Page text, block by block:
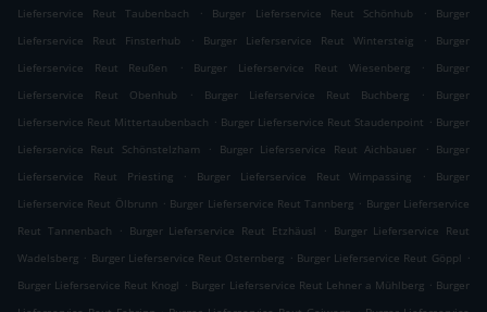
Lieferservice Reut Taubenbach
. Burger Lieferservice Reut Schönhub .
Burger
Lieferservice Reut Finsterhub
. Burger Lieferservice Reut Wintersteig .
Burger
Lieferservice Reut Reußen
. Burger Lieferservice Reut Wiesenberg .
Burger
Lieferservice Reut Obenhub
. Burger Lieferservice Reut Buchberg .
Burger
Lieferservice Reut Mittertaubenbach . Burger Lieferservice Reut Staudenpoint . Burger
Lieferservice Reut Schönstelzham
. Burger Lieferservice Reut Aichbauer . Burger
Lieferservice Reut Priesting
. Burger Lieferservice Reut Wimpassing .
Burger
Lieferservice Reut Ölbrunn . Burger Lieferservice Reut Tannberg . Burger Lieferservice
Reut Tannenbach
. Burger Lieferservice Reut Etzhäusl . Burger Lieferservice Reut
Wadelsberg . Burger Lieferservice Reut Osternberg . Burger Lieferservice Reut Göppl .
Burger Lieferservice Reut Knogl . Burger Lieferservice Reut Lehner a Mühlberg . Burger